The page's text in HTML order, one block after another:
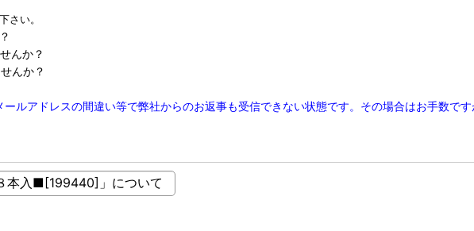
さい。
んか？
んか？
ルアドレスの間違い等で弊社からのお返事も受信できない状態です。その場合はお手数です